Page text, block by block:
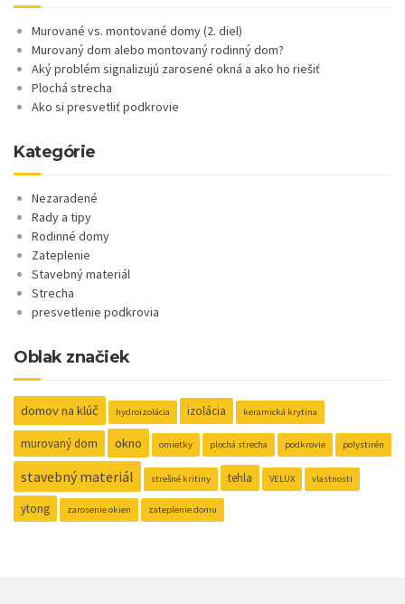
Murované vs. montované domy (2. diel)
Murovaný dom alebo montovaný rodinný dom?
Aký problém signalizujú zarosené okná a ako ho riešiť
Plochá strecha
Ako si presvetliť podkrovie
Kategórie
Nezaradené
Rady a tipy
Rodinné domy
Zateplenie
Stavebný materiál
Strecha
presvetlenie podkrovia
Oblak značiek
domov na klúč hydroizolácia izolácia keramická krytina
murovaný dom okno omietky plochá strecha podkrovie polystirén
stavebný materiál strešné kritiny tehla VELUX vlastnosti
ytong zarosenie okien zateplenie domu